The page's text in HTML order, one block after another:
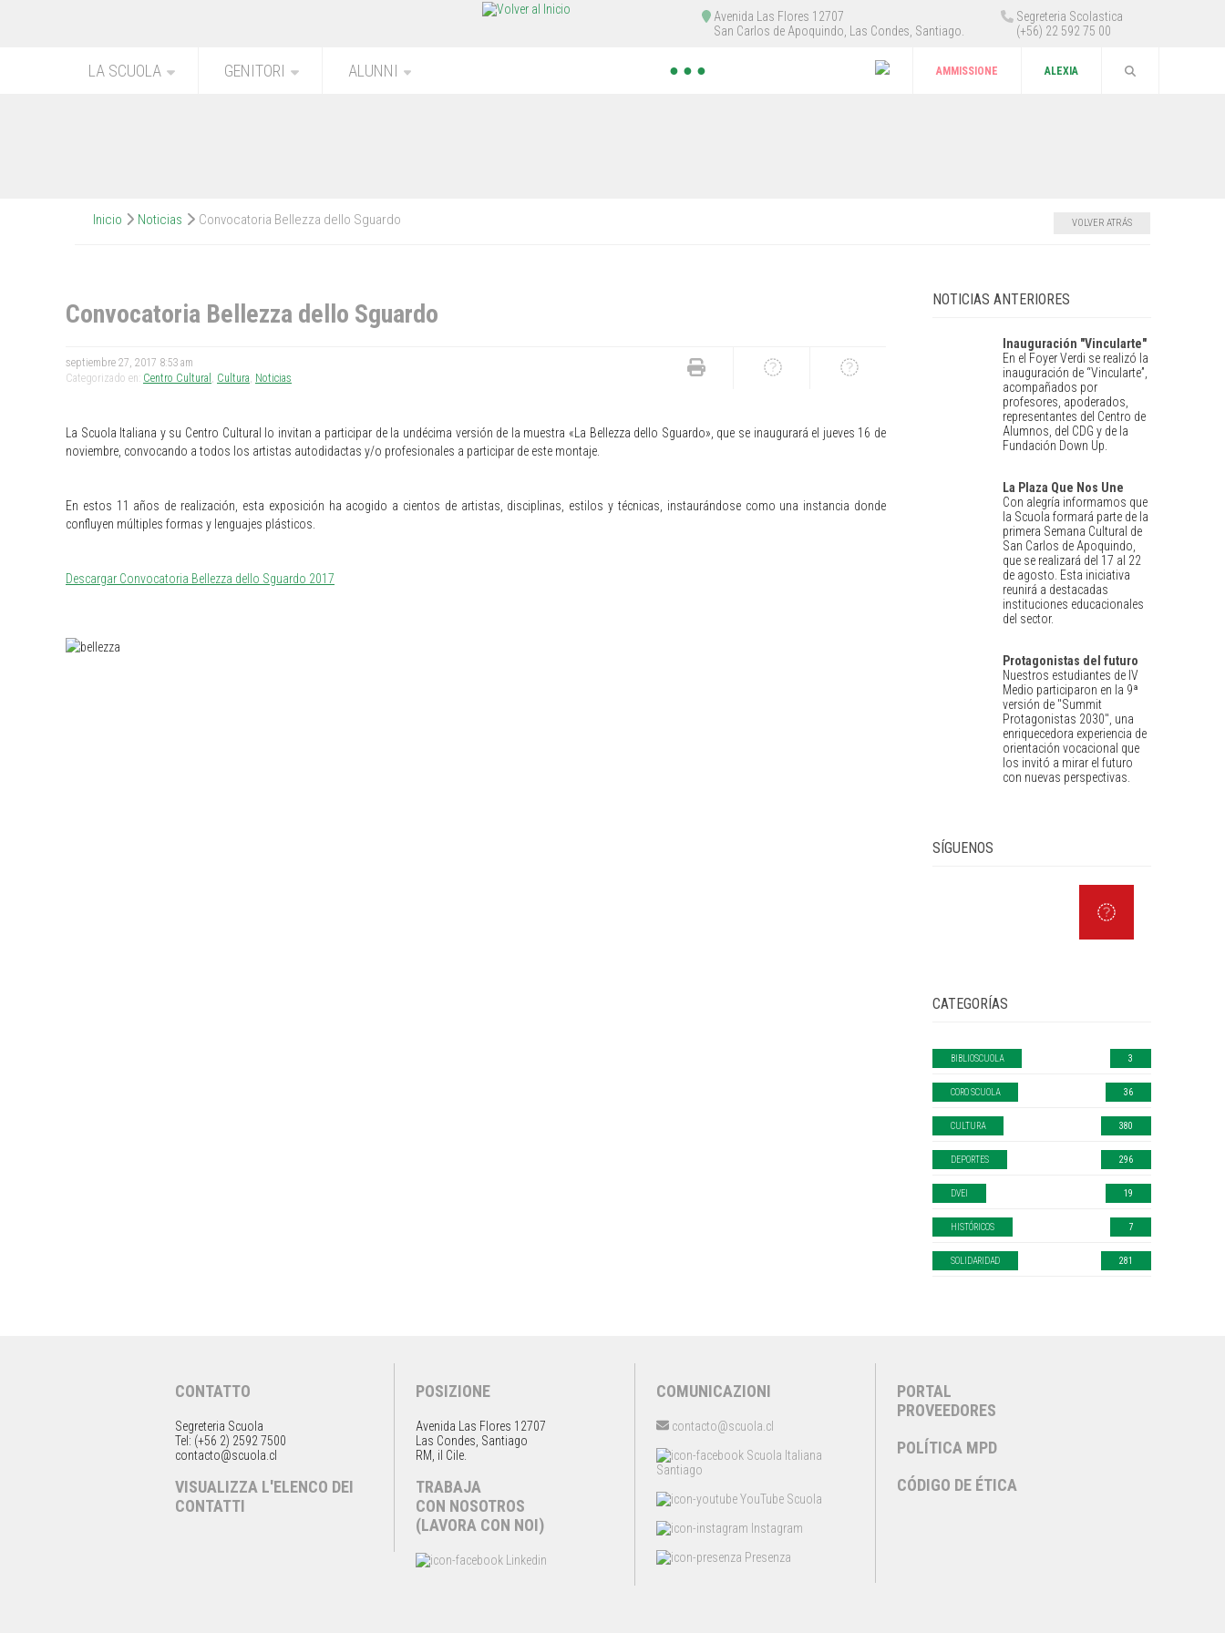
Segreteria Scolastica
(+56) 22 592 75 00
Avenida Las Flores 12707
San Carlos de Apoquindo, Las Condes, Santiago.
LA SCUOLA GENITORI ALUNNI ● ● ● ALEXIA
AMMISSIONE
Inicio Noticias Convocatoria Bellezza dello Sguardo VOLVER ATRÁS
Convocatoria Bellezza dello Sguardo
septiembre 27, 2017 8:53 am
Categorizado en: Centro Cultural Cultura Noticias
La Scuola Italiana y su Centro Cultural lo invitan a participar de la undécima versión de la muestra «La Bellezza dello Sguardo», que se inaugurará el jueves 16 de
noviembre, convocando a todos los artistas autodidactas y/o profesionales a participar de este montaje.
En estos 11 años de realización, esta exposición ha acogido a cientos de artistas, disciplinas, estilos y técnicas, instaurándose como una instancia donde
confluyen múltiples formas y lenguajes plásticos.
Descargar Convocatoria Bellezza dello Sguardo 2017
NOTICIAS ANTERIORES
Inauguración "Vincularte"
En el Foyer Verdi se realizó la
inauguración de “Vincularte”,
acompañados por
profesores, apoderados,
representantes del Centro de
Alumnos, del CDG y de la
Fundación Down Up.
La Plaza Que Nos Une
Con alegría informamos que
la Scuola formará parte de la
primera Semana Cultural de
San Carlos de Apoquindo,
que se realizará del 17 al 22
de agosto. Esta iniciativa
reunirá a destacadas
instituciones educacionales
del sector.
Protagonistas del futuro
Nuestros estudiantes de IV
Medio participaron en la 9ª
versión de "Summit
Protagonistas 2030", una
enriquecedora experiencia de
orientación vocacional que
los invitó a mirar el futuro
con nuevas perspectivas.
SÍGUENOS
CATEGORÍAS
BIBLIOSCUOLA 3
CORO SCUOLA 36
CULTURA 380
DEPORTES 296
DVEI 19
HISTÓRICOS 7
SOLIDARIDAD 281
CONTATTO
Segreteria Scuola
Tel: (+56 2) 2592 7500
contacto@scuola.cl
VISUALIZZA L'ELENCO DEI
CONTATTI
POSIZIONE
Avenida Las Flores 12707
Las Condes, Santiago
RM, il Cile.
TRABAJA
CON NOSOTROS
(LAVORA CON NOI)
Linkedin
COMUNICAZIONI
contacto@scuola.cl
Scuola Italiana
Santiago
YouTube Scuola
Instagram
Presenza
PORTAL
PROVEEDORES
POLÍTICA MPD
CÓDIGO DE ÉTICA